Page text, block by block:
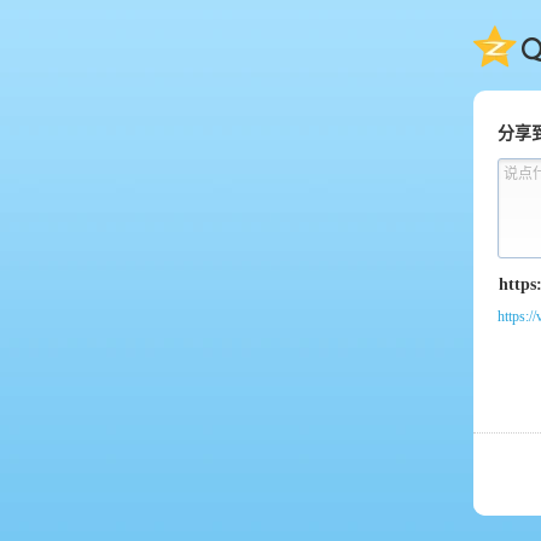
QQ
分享
说点
https://